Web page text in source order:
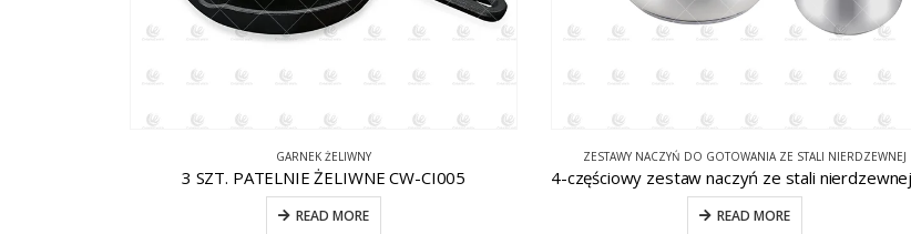
GARNEK ŻELIWNY
3 SZT. PATELNIE ŻELIWNE CW-CI005
READ MORE
ZESTAWY NACZYŃ DO GOTOWANIA ZE STALI NIERDZEWNEJ
READ MORE